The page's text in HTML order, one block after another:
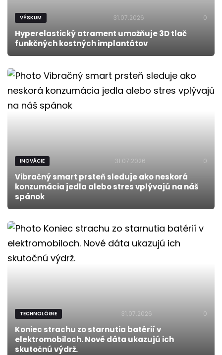
VÝSKUM 31.07.2026 0
Hyperelastický atrament umožňuje 3D tlač
funkčných kostných implantátov
INOVÁCIE 31.07.2026 0
Vibračný smart prsteň sleduje ako neskorá
konzumácia jedla alebo stres vplývajú na náš
spánok
TECHNOLÓGIE 31.07.2026 0
Koniec strachu zo starnutia batérií v
elektromobiloch. Nové dáta ukazujú ich
skutočnú výdrž.